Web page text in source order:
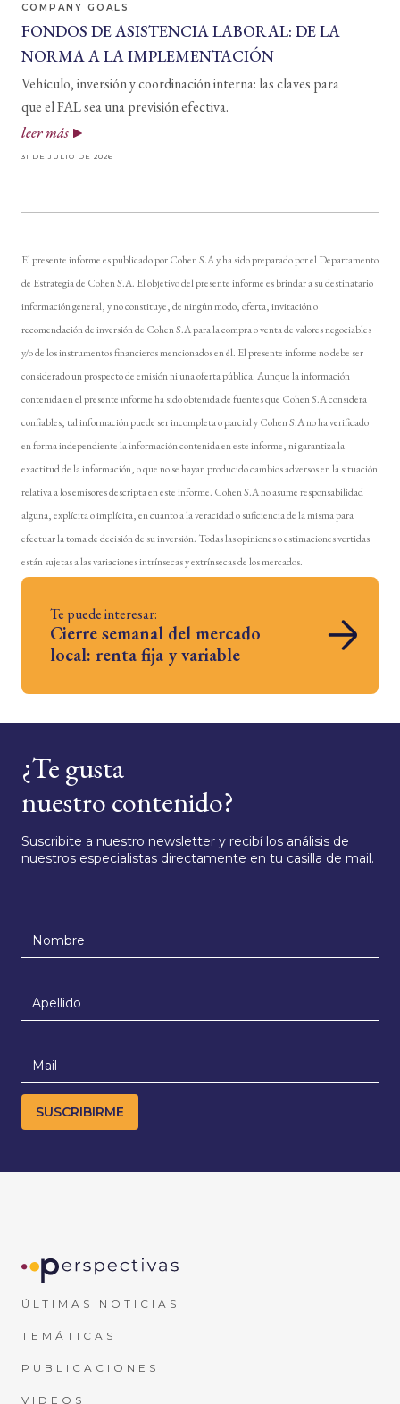
COMPANY GOALS
FONDOS DE ASISTENCIA LABORAL: DE LA
NORMA A LA IMPLEMENTACIÓN
Vehículo, inversión y coordinación interna: las claves para
que el FAL sea una previsión efectiva.
leer más
31 DE JULIO DE 2026
El presente informe es publicado por Cohen S.A y ha sido preparado por el Departamento
de Estrategia de Cohen S.A. El objetivo del presente informe es brindar a su destinatario
información general, y no constituye, de ningún modo, oferta, invitación o
recomendación de inversión de Cohen S.A para la compra o venta de valores negociables
y/o de los instrumentos financieros mencionados en él. El presente informe no debe ser
considerado un prospecto de emisión ni una oferta pública. Aunque la información
contenida en el presente informe ha sido obtenida de fuentes que Cohen S.A considera
confiables, tal información puede ser incompleta o parcial y Cohen S.A no ha verificado
en forma independiente la información contenida en este informe, ni garantiza la
exactitud de la información, o que no se hayan producido cambios adversos en la situación
relativa a los emisores descripta en este informe. Cohen S.A no asume responsabilidad
alguna, explícita o implícita, en cuanto a la veracidad o suficiencia de la misma para
efectuar la toma de decisión de su inversión. Todas las opiniones o estimaciones vertidas
están sujetas a las variaciones intrínsecas y extrínsecas de los mercados.
Te puede interesar:
Cierre semanal del mercado
local: renta fija y variable
¿Te gusta
nuestro contenido?
Suscribite a nuestro newsletter y recibí los análisis de
nuestros especialistas directamente en tu casilla de mail.
ÚLTIMAS NOTICIAS
TEMÁTICAS
PUBLICACIONES
VIDEOS